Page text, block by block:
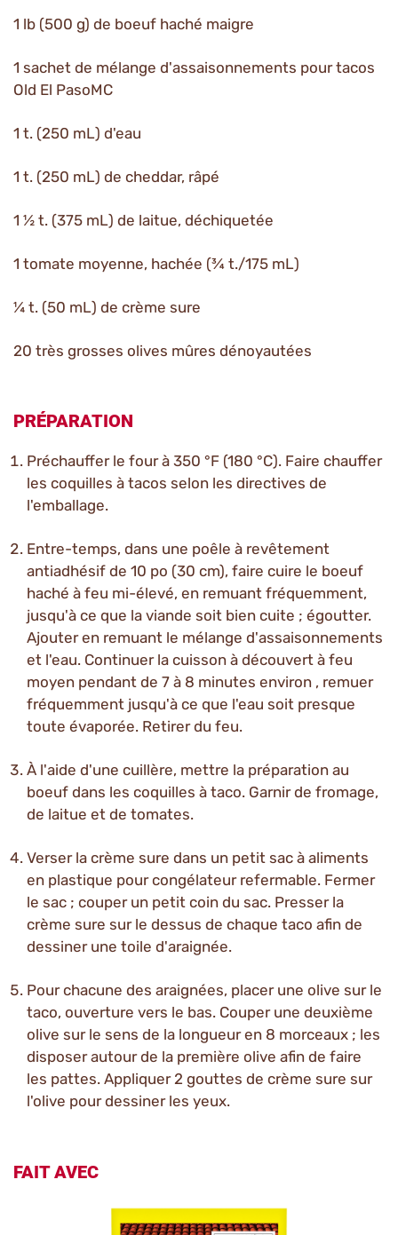
1 lb (500 g) de boeuf haché maigre
1 sachet de mélange d'assaisonnements pour tacos
Old El PasoMC
1 t. (250 mL) d'eau
1 t. (250 mL) de cheddar, râpé
1 ½ t. (375 mL) de laitue, déchiquetée
1 tomate moyenne, hachée (¾ t./175 mL)
¼ t. (50 mL) de crème sure
20 très grosses olives mûres dénoyautées
PRÉPARATION
Préchauffer le four à 350 °F (180 °C). Faire chauffer
les coquilles à tacos selon les directives de
l'emballage.
Entre-temps, dans une poêle à revêtement
antiadhésif de 10 po (30 cm), faire cuire le boeuf
haché à feu mi-élevé, en remuant fréquemment,
jusqu'à ce que la viande soit bien cuite ; égoutter.
Ajouter en remuant le mélange d'assaisonnements
et l'eau. Continuer la cuisson à découvert à feu
moyen pendant de 7 à 8 minutes environ , remuer
fréquemment jusqu'à ce que l'eau soit presque
toute évaporée. Retirer du feu.
À l'aide d'une cuillère, mettre la préparation au
boeuf dans les coquilles à taco. Garnir de fromage,
de laitue et de tomates.
Verser la crème sure dans un petit sac à aliments
en plastique pour congélateur refermable. Fermer
le sac ; couper un petit coin du sac. Presser la
crème sure sur le dessus de chaque taco afin de
dessiner une toile d'araignée.
Pour chacune des araignées, placer une olive sur le
taco, ouverture vers le bas. Couper une deuxième
olive sur le sens de la longueur en 8 morceaux ; les
disposer autour de la première olive afin de faire
les pattes. Appliquer 2 gouttes de crème sure sur
l'olive pour dessiner les yeux.
FAIT AVEC